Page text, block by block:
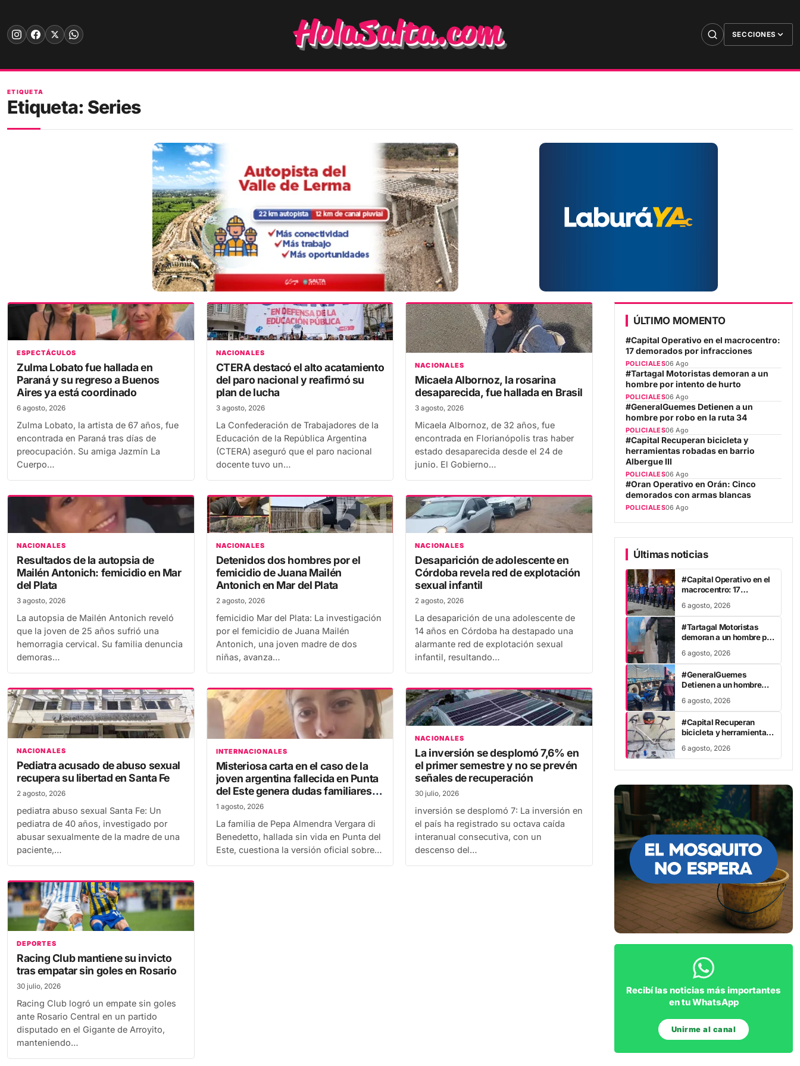
content
SECCIONES
ETIQUETA
Etiqueta: Series
ESPECTÁCULOS
Zulma Lobato fue hallada en
Paraná y su regreso a Buenos
Aires ya está coordinado
6 agosto, 2026
Zulma Lobato, la artista de 67 años, fue
encontrada en Paraná tras días de
preocupación. Su amiga Jazmín La
Cuerpo…
NACIONALES
CTERA destacó el alto acatamiento
del paro nacional y reafirmó su
plan de lucha
3 agosto, 2026
La Confederación de Trabajadores de la
Educación de la República Argentina
(CTERA) aseguró que el paro nacional
docente tuvo un…
NACIONALES
Micaela Albornoz, la rosarina
desaparecida, fue hallada en Brasil
3 agosto, 2026
Micaela Albornoz, de 32 años, fue
encontrada en Florianópolis tras haber
estado desaparecida desde el 24 de
junio. El Gobierno…
NACIONALES
Resultados de la autopsia de
Mailén Antonich: femicidio en Mar
del Plata
3 agosto, 2026
La autopsia de Mailén Antonich reveló
que la joven de 25 años sufrió una
hemorragia cervical. Su familia denuncia
demoras…
NACIONALES
Detenidos dos hombres por el
femicidio de Juana Mailén
Antonich en Mar del Plata
2 agosto, 2026
femicidio Mar del Plata: La investigación
por el femicidio de Juana Mailén
Antonich, una joven madre de dos
niñas, avanza…
NACIONALES
Desaparición de adolescente en
Córdoba revela red de explotación
sexual infantil
2 agosto, 2026
La desaparición de una adolescente de
14 años en Córdoba ha destapado una
alarmante red de explotación sexual
infantil, resultando…
NACIONALES
Pediatra acusado de abuso sexual
recupera su libertad en Santa Fe
2 agosto, 2026
pediatra abuso sexual Santa Fe: Un
pediatra de 40 años, investigado por
abusar sexualmente de la madre de una
paciente,…
INTERNACIONALES
Misteriosa carta en el caso de la
joven argentina fallecida en Punta
del Este genera dudas familiares
sobre la versión policial
1 agosto, 2026
La familia de Pepa Almendra Vergara di
Benedetto, hallada sin vida en Punta del
Este, cuestiona la versión oficial sobre…
NACIONALES
La inversión se desplomó 7,6% en
el primer semestre y no se prevén
señales de recuperación
30 julio, 2026
inversión se desplomó 7: La inversión en
el país ha registrado su octava caída
interanual consecutiva, con un
descenso del…
DEPORTES
Racing Club mantiene su invicto
tras empatar sin goles en Rosario
30 julio, 2026
Racing Club logró un empate sin goles
ante Rosario Central en un partido
disputado en el Gigante de Arroyito,
manteniendo…
ÚLTIMO MOMENTO
#Capital Operativo en el macrocentro:
17 demorados por infracciones
POLICIALES06 Ago
#Tartagal Motoristas demoran a un
hombre por intento de hurto
POLICIALES06 Ago
#GeneralGuemes Detienen a un
hombre por robo en la ruta 34
POLICIALES06 Ago
#Capital Recuperan bicicleta y
herramientas robadas en barrio
Albergue III
POLICIALES06 Ago
#Oran Operativo en Orán: Cinco
demorados con armas blancas
POLICIALES06 Ago
Últimas noticias
#Capital Operativo en el
macrocentro: 17
infracciones
6 agosto, 2026
#Tartagal Motoristas
demoran a un hombre por
6 agosto, 2026
#GeneralGuemes
Detienen a un hombre
6 agosto, 2026
#Capital Recuperan
bicicleta y herramientas
Albergue III
6 agosto, 2026
Recibí las noticias más importantes
en tu WhatsApp
Unirme al canal